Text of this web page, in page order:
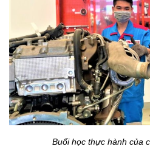
Buổi học thực hành của